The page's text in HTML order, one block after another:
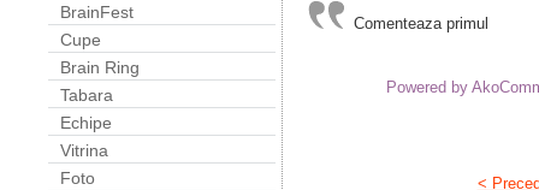
BrainFest
Cupe
Brain Ring
Tabara
Echipe
Vitrina
Foto
Comenteaza primul
Powered by
<